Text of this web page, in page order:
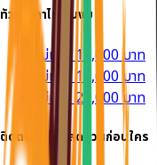
ทัวร์ราคาไม่เกินงบ
ไม่เกิน 10,000 บาท
ไม่เกิน 15,000 บาท
ไม่เกิน 20,000 บาท
ติดตาม รู้โปรลดด่วนก่อนใคร